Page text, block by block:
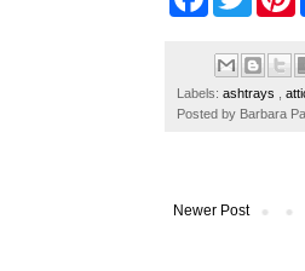
o
k
w
t
s
Labels: ashtrays ,
Posted by Barbara
Newer Post